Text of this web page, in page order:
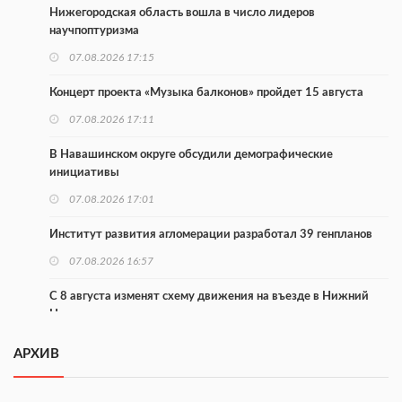
Нижегородская область вошла в число лидеров
научпоптуризма
07.08.2026 17:15
Концерт проекта «Музыка балконов» пройдет 15 августа
07.08.2026 17:11
В Навашинском округе обсудили демографические
инициативы
07.08.2026 17:01
Институт развития агломерации разработал 39 генпланов
07.08.2026 16:57
С 8 августа изменят схему движения на въезде в Нижний
Новгород
В Нижегородской области прошло заседание АТК и
АРХИВ